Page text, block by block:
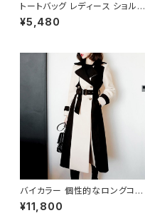
トートバッグ レディース ショルダ
ーバッグ 春夏 秋冬 春 夏 秋 冬
黒 バッグ 大容量 キャンバス ト
がけ 学校 部活 合宿 旅行 通学
学校バッグ 高校生 中学生 男の
子 女の子 A4 B4 シンプル キャ
ンバストート バック ロゴ ブラッ
ク アイボリー 学校 カレッジコ
ーデ カジュアル デイリー お出
かけ K-B0044
¥5,480
バイカラー 個性的なロングコー
ト C-JAW1002
¥11,800